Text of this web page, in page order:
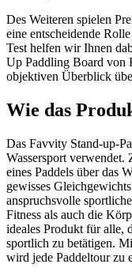
Des Weiteren spielen
eine entscheidende
Test helfen wir Ihnen
Up Paddling Board von
objektiven Überblick
Wie das
Das Favvity Stand-up-
Wassersport
eines Paddels über das
gewisses
anspruchsvolle
Fitness als auch die
ideales Produkt für alle,
sportlich zu betätigen.
wird jede Paddeltour zu